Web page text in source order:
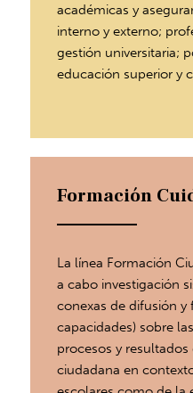
académicas y
interno y externo;
gestión universitaria;
educación superior y
Formación
La línea Formación
a cabo investigación
conexas de difusión y
capacidades) sobre
procesos y
ciudadana en